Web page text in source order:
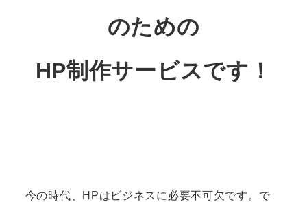
のための
HP制作サービスです！
今の時代、HPはビジネスに必要不可欠です。で